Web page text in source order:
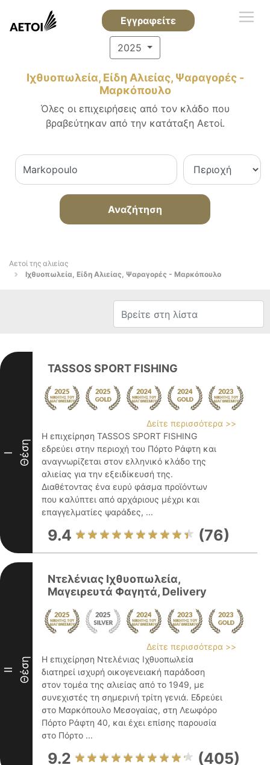
Εγγραφείτε
2025
Ιχθυοπωλεία, Είδη Αλιείας, Ψαραγορές -
Μαρκόπουλο
Όλες οι επιχειρήσεις από τον κλάδο που
βραβεύτηκαν από την κατάταξη Αετοί.
Αναζήτηση
Αετοί της αλιείας
Ιχθυοπωλεία, Είδη Αλιείας, Ψαραγορές - Μαρκόπουλο
I Θέση
TASSOS SPORT FISHING
Δείτε περισσότερα >>
Η επιχείρηση TASSOS SPORT FISHING
εδρεύει στην περιοχή του Πόρτο Ράφτη και
αναγνωρίζεται στον ελληνικό κλάδο της
αλιείας για την εξειδίκευσή της.
Διαθέτοντας ένα ευρύ φάσμα προϊόντων
που καλύπτει από αρχάριους μέχρι και
επαγγελματίες ψαράδες, ...
9.4 (76)
II Θέση
Ντελένιας Ιχθυοπωλεία,
Μαγειρευτά Φαγητά, Delivery
Δείτε περισσότερα >>
Η επιχείρηση Ντελένιας Ιχθυοπωλεία
διατηρεί ισχυρή οικογενειακή παράδοση
στον τομέα της αλιείας από το 1949, με
συνεχιστές τη σημερινή τρίτη γενιά. Εδρεύει
στο Μαρκόπουλο Μεσογαίας, στη Λεωφόρο
Πόρτο Ράφτη 40, και έχει επίσης παρουσία
στο Πόρτο ...
9.2 (405)